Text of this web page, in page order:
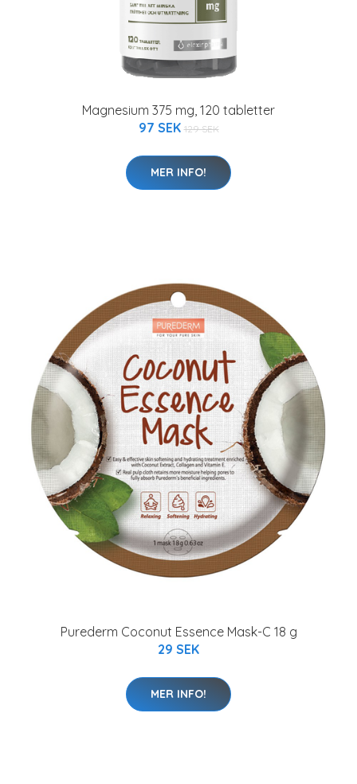
Magnesium 375 mg, 120 tabletter
97 SEK 129 SEK
MER INFO!
Purederm Coconut Essence Mask-C 18 g
29 SEK
MER INFO!